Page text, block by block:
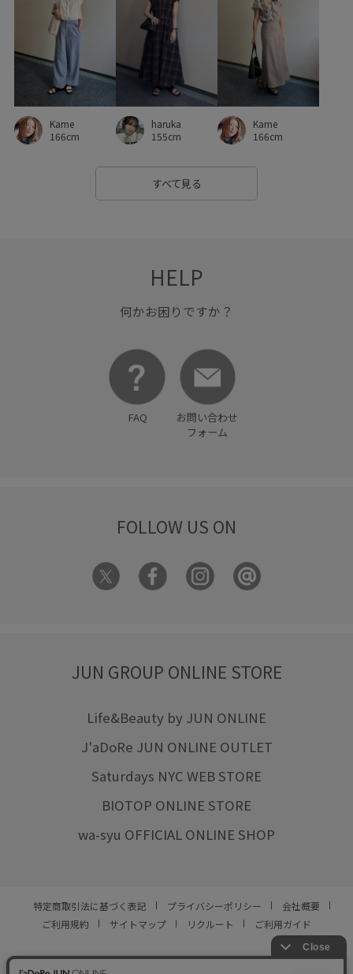
通気性
Kame
166cm
haruka
155cm
Kame
166cm
すべて見る
HELP
何かお困りですか？
FAQ
お問い合わせ
フォーム
FOLLOW US ON
JUN GROUP ONLINE STORE
Life&Beauty by JUN ONLINE
J'aDoRe JUN ONLINE OUTLET
Saturdays NYC WEB STORE
BIOTOP ONLINE STORE
wa-syu OFFICIAL ONLINE SHOP
特定商取引法に基づく表記 プライバシーポリシー
会社概要
ご利用規約
サイトマップ リクルート ご利用ガイド